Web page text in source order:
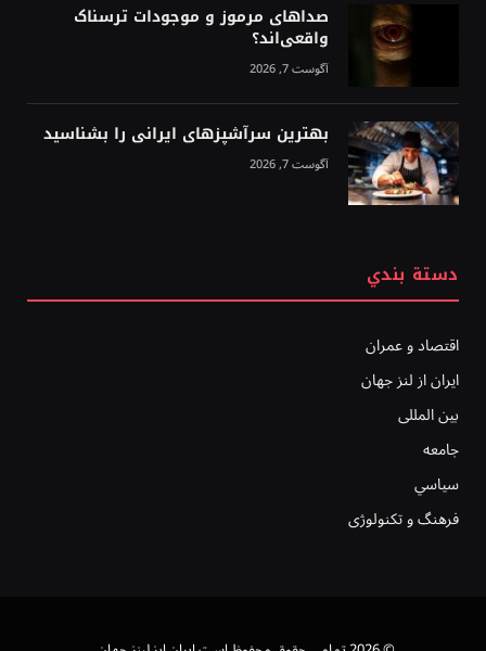
صداهای مرموز و موجودات ترسناک
واقعی‌اند؟
آگوست 7, 2026
بهترین سرآشپزهای ایرانی را بشناسید
آگوست 7, 2026
دستة بندي
اقتصاد و عمران
ایران از لنز جهان
بين المللى
جامعه
سياسي
فرهنگ و تکنولوژی